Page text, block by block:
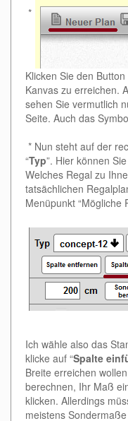
*
Klicken Sie den Button
Kanvas zu erreichen.
sehen Sie vermutlich
Seite. Auch das
* Nun steht auf der
“Typ”. Hier können
Welches Regal zu
tatsächlichen
Menüpunkt “Mögliche
Ich wähle also das
klicke auf “Spalte
Breite erreichen
berechnen, Ihr Maß
klicken. Allerdings
meistens